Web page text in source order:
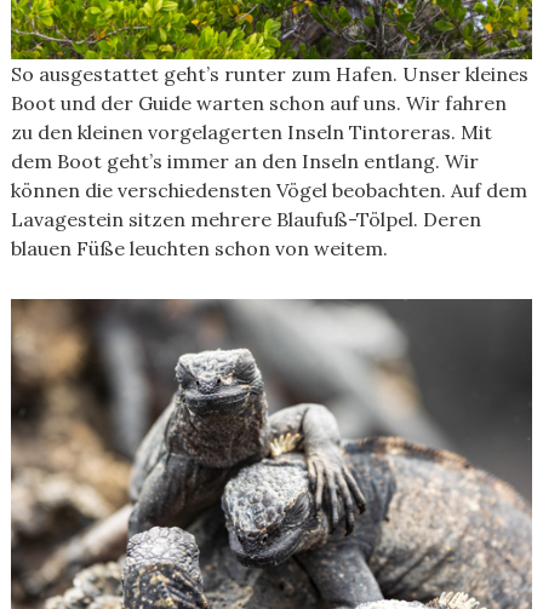
So ausgestattet geht’s runter zum Hafen. Unser kleines
Boot und der Guide warten schon auf uns. Wir fahren
zu den kleinen vorgelagerten Inseln Tintoreras. Mit
dem Boot geht’s immer an den Inseln entlang. Wir
können die verschiedensten Vögel beobachten. Auf dem
Lavagestein sitzen mehrere Blaufuß-Tölpel. Deren
blauen Füße leuchten schon von weitem.